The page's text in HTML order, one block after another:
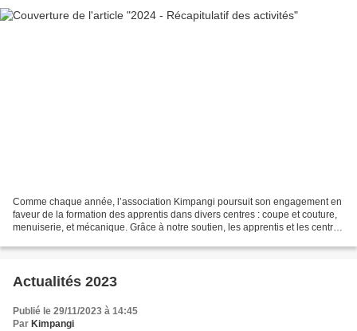
Comme chaque année, l’association Kimpangi poursuit son engagement en
faveur de la formation des apprentis dans divers centres : coupe et couture,
menuiserie, et mécanique. Grâce à notre soutien, les apprentis et les centre
Actualités 2023
Publié le 29/11/2023 à 14:45
Par Kimpangi